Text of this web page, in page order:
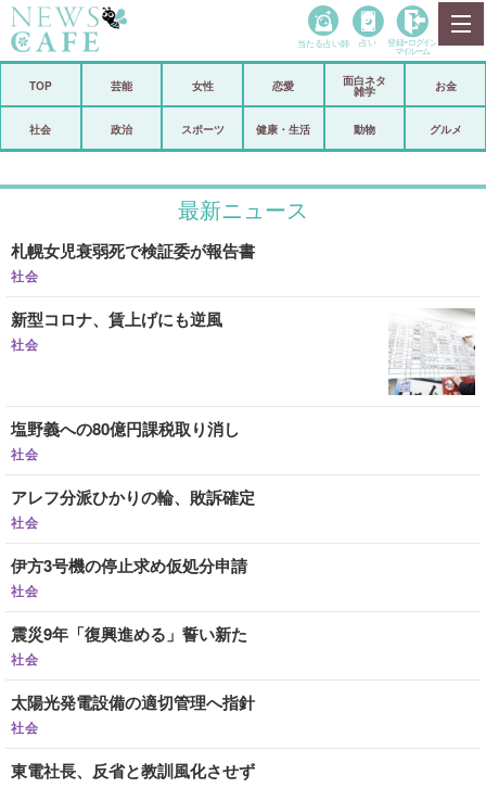
政治
スポーツ
恋愛
コメントポスト アリ／ナシ
登録・ログイン/マイルーム
当たる占い師 占い 登録• ログイン
マイルーム
TOP 芸能 女性 恋愛
面白ネタ
雑学
お金
社会 政治 スポーツ 健康・生活 動物 グルメ
最新ニュース
札幌女児衰弱死で検証委が報告書
社会
新型コロナ、賃上げにも逆風
社会
塩野義への80億円課税取り消し
社会
アレフ分派ひかりの輪、敗訴確定
社会
伊方3号機の停止求め仮処分申請
社会
震災9年「復興進める」誓い新た
社会
太陽光発電設備の適切管理へ指針
社会
東電社長、反省と教訓風化させず